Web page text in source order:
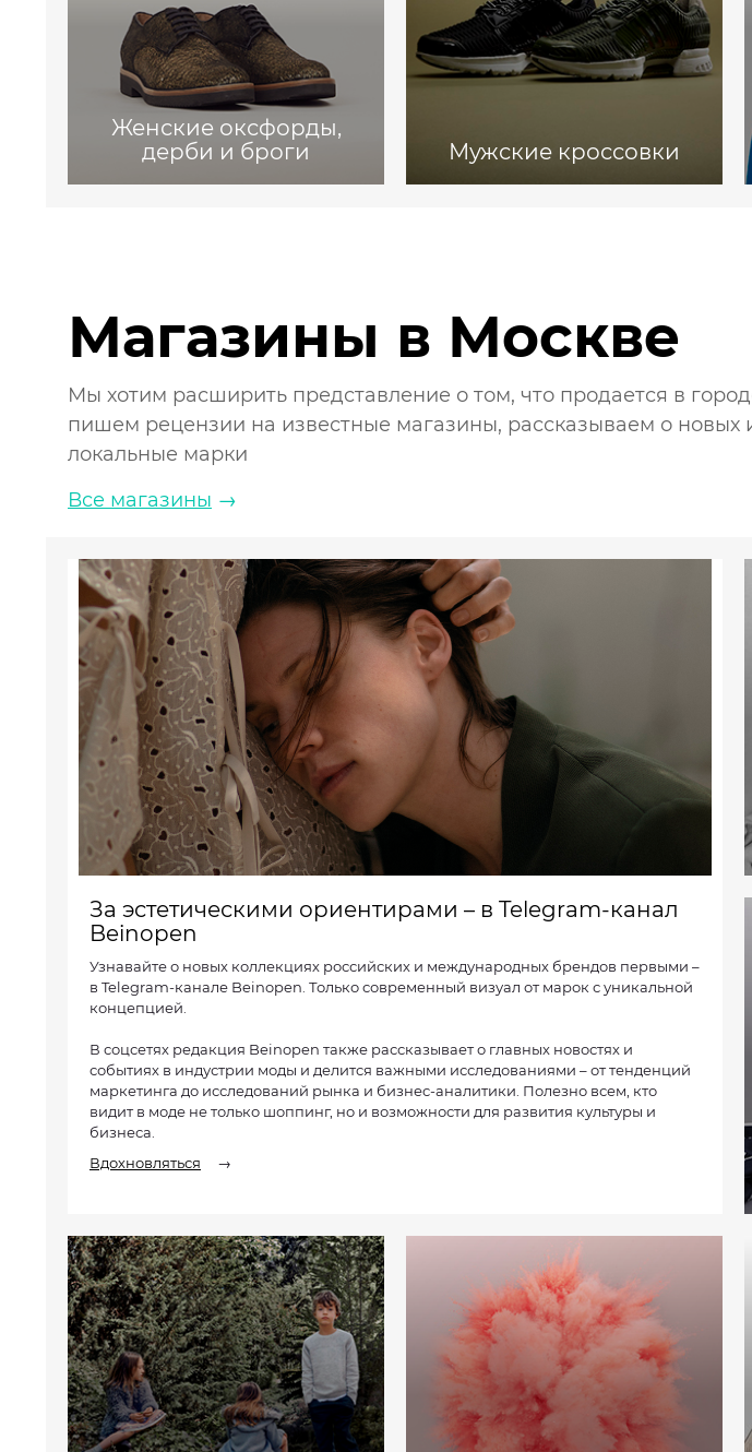
Женские оксфорды,
дерби и броги
Мужские кроссовки
Магазины в Москве
Мы хотим расширить представление о том, что продается в
пишем рецензии на известные магазины, рассказываем о новых
локальные марки
Все магазины →
За эстетическими ориентирами – в Telegram-канал
Beinopen
Узнавайте о новых коллекциях российских и международных брендов первыми –
в Telegram-канале Beinopen. Только современный визуал от марок с уникальной
концепцией.
В соцсетях редакция Beinopen также рассказывает о главных новостях и
событиях в индустрии моды и делится важными исследованиями – от тенденций
маркетинга до исследований рынка и бизнес-аналитики. Полезно всем, кто
видит в моде не только шоппинг, но и возможности для развития культуры и
бизнеса.
Вдохновляться
→